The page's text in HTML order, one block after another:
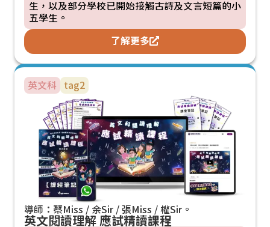
生，以及部分學校已開始接觸古詩及文言短篇的小
五學生。
了解更多
英文科 tag2
導師：蔡Miss / 余Sir / 張Miss / 權Sir。
英文閱讀理解 應試精讀課程